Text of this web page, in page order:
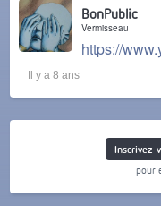
BonPublic
Vermisseau
https://
Il y a 8 ans
Inscrivez-
pour